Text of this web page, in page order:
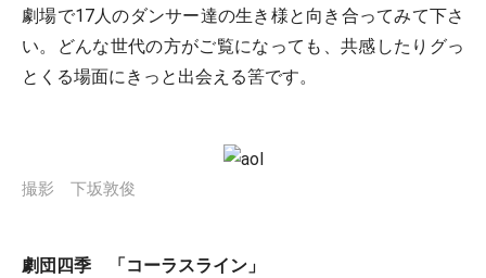
劇場で17人のダンサー達の生き様と向き合ってみて下さ
い。どんな世代の方がご覧になっても、共感したりグっ
とくる場面にきっと出会える筈です。
撮影 下坂敦俊
劇団四季 「コーラスライン」